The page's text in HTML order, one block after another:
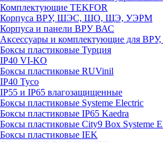
Комплектующие TEKFOR
Корпуса ВРУ, ШЭС, ЩО, ЩЭ, УЭРМ
Корпуса и панели ВРУ ВАС
Аксессуары и комплектующие для
Боксы пластиковые Турция
IP40 VI-KO
Боксы пластиковые RUVinil
IP40 Тусо
IP55 и IP65 влагозащищенные
Боксы пластиковые Systeme Electric
Боксы пластиковые IP65 Kaedra
Боксы пластиковые City9 Box Systeme
Боксы пластиковые IEK